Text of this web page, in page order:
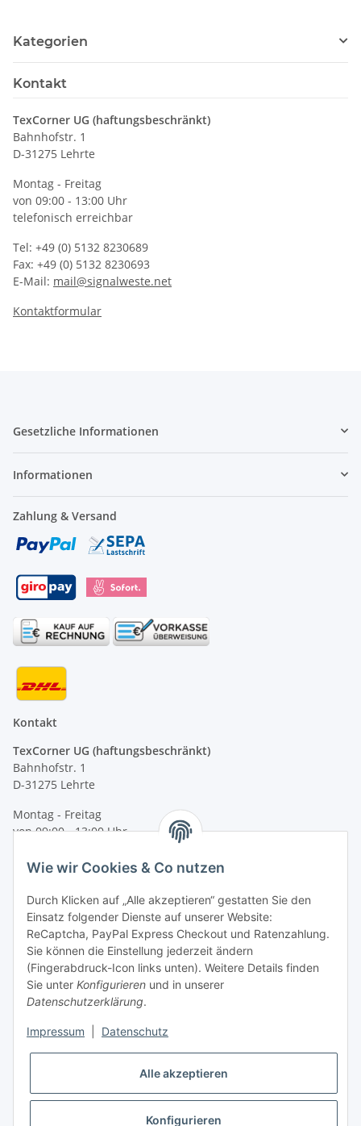
Kategorien
Kontakt
TexCorner UG (haftungsbeschränkt)
Bahnhofstr. 1
D-31275 Lehrte
Montag - Freitag
von 09:00 - 13:00 Uhr
telefonisch erreichbar
Tel: +49 (0) 5132 8230689
Fax: +49 (0) 5132 8230693
E-Mail: mail@signalweste.net
Kontaktformular
Gesetzliche Informationen
Informationen
Zahlung & Versand
Kontakt
TexCorner UG (haftungsbeschränkt)
Bahnhofstr. 1
D-31275 Lehrte
Montag - Freitag
von 09:00 - 13:00 Uhr
Tel: +49 (0) 5132 8230689
Fax: +49 (0) 5132 8230693
E-Mail:mail@signalweste.net
Wie wir Cookies & Co nutzen
Durch Klicken auf „Alle akzeptieren“ gestatten Sie den
Einsatz folgender Dienste auf unserer Website:
ReCaptcha, PayPal Express Checkout und Ratenzahlung.
Sie können die Einstellung jederzeit ändern
(Fingerabdruck-Icon links unten). Weitere Details finden
Sie unter Konfigurieren und in unserer
Datenschutzerklärung.
Impressum Datenschutz
Alle akzeptieren
Konfigurieren